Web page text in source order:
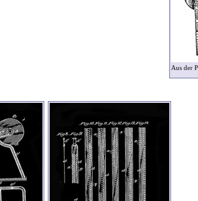
Aus der